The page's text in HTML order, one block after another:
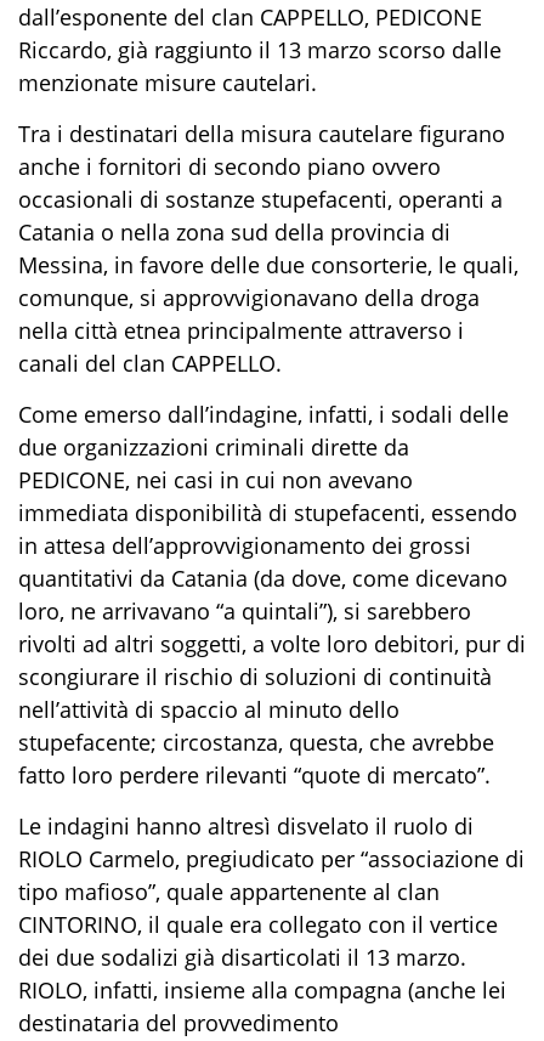
dall’esponente del clan CAPPELLO, PEDICONE
Riccardo, già raggiunto il 13 marzo scorso dalle
menzionate misure cautelari.
Tra i destinatari della misura cautelare figurano
anche i fornitori di secondo piano ovvero
occasionali di sostanze stupefacenti, operanti a
Catania o nella zona sud della provincia di
Messina, in favore delle due consorterie, le quali,
comunque, si approvvigionavano della droga
nella città etnea principalmente attraverso i
canali del clan CAPPELLO.
Come emerso dall’indagine, infatti, i sodali delle
due organizzazioni criminali dirette da
PEDICONE, nei casi in cui non avevano
immediata disponibilità di stupefacenti, essendo
in attesa dell’approvvigionamento dei grossi
quantitativi da Catania (da dove, come dicevano
loro, ne arrivavano “a quintali”), si sarebbero
rivolti ad altri soggetti, a volte loro debitori, pur di
scongiurare il rischio di soluzioni di continuità
nell’attività di spaccio al minuto dello
stupefacente; circostanza, questa, che avrebbe
fatto loro perdere rilevanti “quote di mercato”.
Le indagini hanno altresì disvelato il ruolo di
RIOLO Carmelo, pregiudicato per “associazione di
tipo mafioso”, quale appartenente al clan
CINTORINO, il quale era collegato con il vertice
dei due sodalizi già disarticolati il 13 marzo.
RIOLO, infatti, insieme alla compagna (anche lei
destinataria del provvedimento